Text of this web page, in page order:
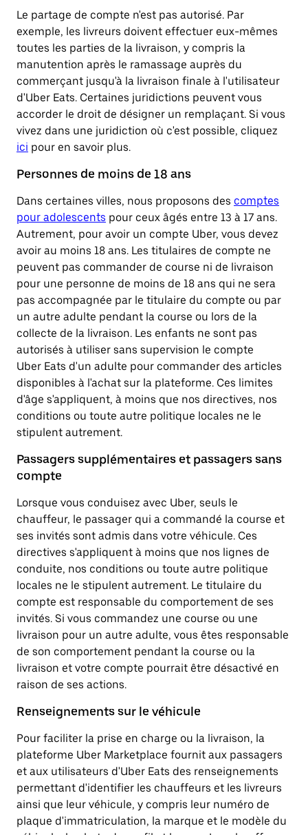
Le partage de compte n'est pas autorisé. Par
exemple, les livreurs doivent effectuer eux-mêmes
toutes les parties de la livraison, y compris la
manutention après le ramassage auprès du
commerçant jusqu'à la livraison finale à l'utilisateur
d'Uber Eats. Certaines juridictions peuvent vous
accorder le droit de désigner un remplaçant. Si vous
vivez dans une juridiction où c'est possible, cliquez
ici pour en savoir plus.
Personnes de moins de 18 ans
Dans certaines villes, nous proposons des comptes
pour adolescents pour ceux âgés entre 13 à 17 ans.
Autrement, pour avoir un compte Uber, vous devez
avoir au moins 18 ans. Les titulaires de compte ne
peuvent pas commander de course ni de livraison
pour une personne de moins de 18 ans qui ne sera
pas accompagnée par le titulaire du compte ou par
un autre adulte pendant la course ou lors de la
collecte de la livraison. Les enfants ne sont pas
autorisés à utiliser sans supervision le compte
Uber Eats d'un adulte pour commander des articles
disponibles à l'achat sur la plateforme. Ces limites
d'âge s'appliquent, à moins que nos directives, nos
conditions ou toute autre politique locales ne le
stipulent autrement.
Passagers supplémentaires et passagers sans
compte
Lorsque vous conduisez avec Uber, seuls le
chauffeur, le passager qui a commandé la course et
ses invités sont admis dans votre véhicule. Ces
directives s'appliquent à moins que nos lignes de
conduite, nos conditions ou toute autre politique
locales ne le stipulent autrement. Le titulaire du
compte est responsable du comportement de ses
invités. Si vous commandez une course ou une
livraison pour un autre adulte, vous êtes responsable
de son comportement pendant la course ou la
livraison et votre compte pourrait être désactivé en
raison de ses actions.
Renseignements sur le véhicule
Pour faciliter la prise en charge ou la livraison, la
plateforme Uber Marketplace fournit aux passagers
et aux utilisateurs d'Uber Eats des renseignements
permettant d'identifier les chauffeurs et les livreurs
ainsi que leur véhicule, y compris leur numéro de
plaque d'immatriculation, la marque et le modèle du